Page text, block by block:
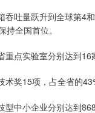
吐量跃升到全球第4和
全国首位。
点实验室分别达到16
奖15项，占全省的
中小企业分别达到